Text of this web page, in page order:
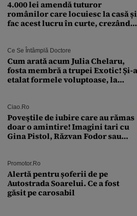
4.000 lei amendă tuturor
românilor care locuiesc la casă și
fac acest lucru în curte, crezând
Ce Se Întâmplă Doctore
Cum arată acum Julia Chelaru,
fosta membră a trupei Exotic! Și-a
etalat formele voluptoase, la
Ciao.ro
Poveştile de iubire care au rămas
doar o amintire! Imagini tari cu
Gina Pistol, Răzvan Fodor sau
Promotor.ro
Alertă pentru șoferii de pe
Autostrada Soarelui. Ce a fost
găsit pe carosabil